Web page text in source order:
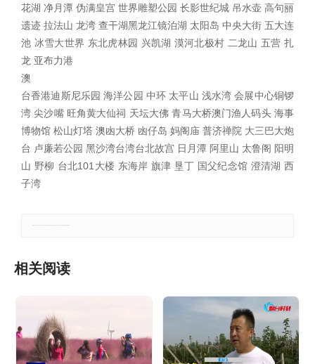
花湖 净月潭 伪满皇宫 世界雕塑公园 长影世纪城 吊水壶 高句丽
遗迹 拉法山 龙湾 查干湖黑龙江镜泊湖 太阳岛 中央大街 五大连
池 冰雪大世界 东北虎林园 兴凯湖 漠河北极村 二龙山 五营 扎
龙 亚布力港
澳
台香港迪斯尼乐园 海洋公园 中环 太平山 浅水湾 会展中心铜锣
湾 尖沙嘴 旺角黄大仙祠 天坛大佛 青马大桥澳门渔人码头 海事
博物馆 松山灯塔 澳凼大桥 凼仔岛 妈阁庙 普济禅院 大三巴大炮
台 卢廉若公园 黑沙湾台湾台北故宫 日月潭 阿里山 太鲁阁 阳明
山 野柳 台北101大楼 东海岸 旗津 垦丁 国父纪念馆 澄清湖 西
子湾
相关阅读